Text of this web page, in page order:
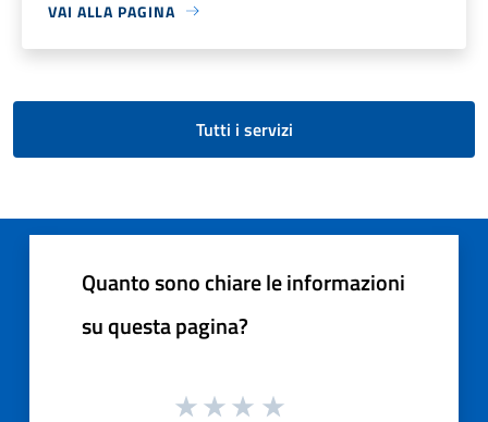
VAI ALLA PAGINA
Tutti i servizi
Quanto sono chiare le informazioni
su questa pagina?